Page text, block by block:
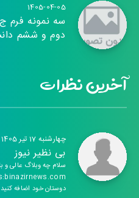
1405-04-05
دوم و ششم
آخرین نظرات
چهارشنبه 17 تیر 1405
بی نظیر نیوز
سلام چه وبلاگ عالی و
دوستان خود اضافه کنید